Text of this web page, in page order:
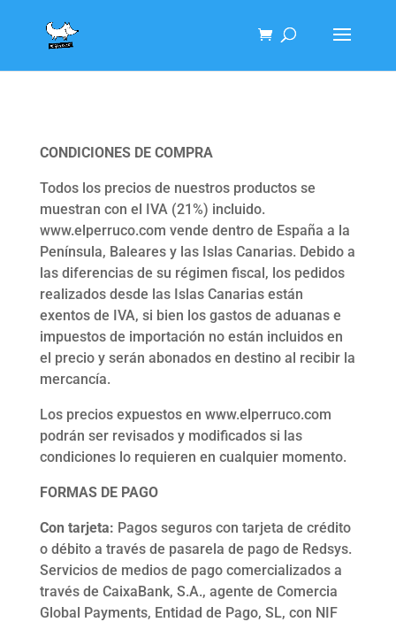
CONDICIONES DE COMPRA
Todos los precios de nuestros productos se
muestran con el IVA (21%) incluido.
www.elperruco.com vende dentro de España a la
Península, Baleares y las Islas Canarias. Debido a
las diferencias de su régimen fiscal, los pedidos
realizados desde las Islas Canarias están
exentos de IVA, si bien los gastos de aduanas e
impuestos de importación no están incluidos en
el precio y serán abonados en destino al recibir la
mercancía.
Los precios expuestos en www.elperruco.com
podrán ser revisados y modificados si las
condiciones lo requieren en cualquier momento.
FORMAS DE PAGO
Con tarjeta: Pagos seguros con tarjeta de crédito
o débito a través de pasarela de pago de Redsys.
Servicios de medios de pago comercializados a
través de CaixaBank, S.A., agente de Comercia
Global Payments, Entidad de Pago, SL, con NIF